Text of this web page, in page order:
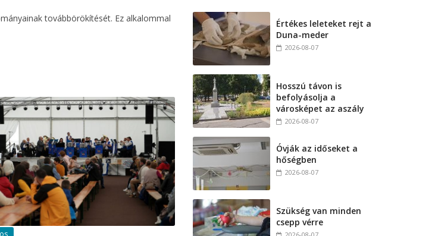
továbbörökítését. Ez alkalommal
Értékes leleteket rejt a
Duna-meder
2026-08-07
Hosszú távon is
befolyásolja a
városképet az aszály
2026-08-07
Óvják az időseket a
hőségben
2026-08-07
Szükség van minden
csepp vérre